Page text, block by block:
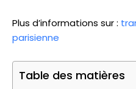
Plus d’informations sur :
parisienne
Table des matières